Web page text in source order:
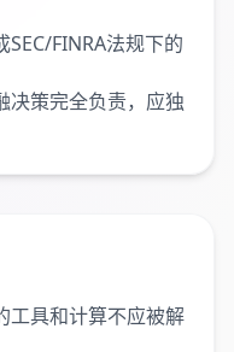
FINRA法规下的
决策完全负责，应独
工具和计算不应被解